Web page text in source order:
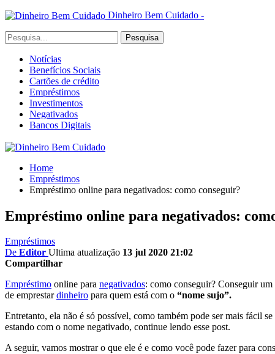
Dinheiro Bem Cuidado -
Notícias
Benefícios Sociais
Cartões de crédito
Empréstimos
Investimentos
Negativados
Bancos Digitais
Home
Empréstimos
Empréstimo online para negativados: como conseguir?
Empréstimo online para negativados:
Empréstimos
De Editor Ultima atualização 13 jul 2020 21:02
Compartilhar
Empréstimo online para negativados: como conseguir? Conseguir um
de emprestardinheiro para quem está com o “nome sujo”.
Entretanto, ela não é só possível, como também pode ser mais fácil
estando com o nome negativado, continue lendo esse post.
A seguir, vamos mostrar o que ele é e como você pode fazer para